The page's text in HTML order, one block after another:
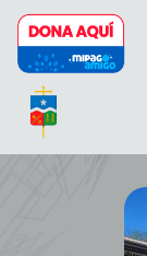
Pasar al contenido